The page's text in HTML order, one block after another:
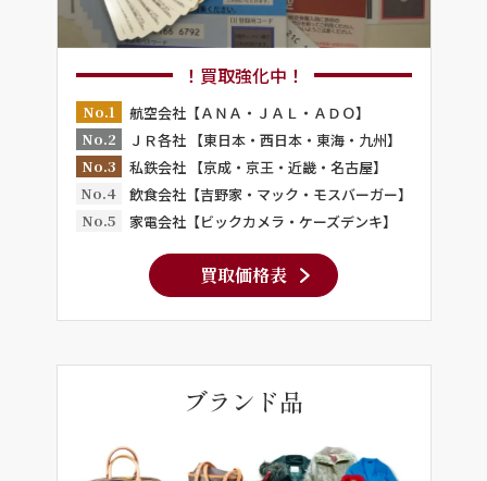
！買取強化中！
No.1
航空会社【ＡＮＡ・ＪＡＬ・ＡＤＯ】
No.2
ＪＲ各社 【東日本・西日本・東海・九州】
No.3
私鉄会社 【京成・京王・近畿・名古屋】
No.4
飲食会社【吉野家・マック・モスバーガー】
No.5
家電会社【ビックカメラ・ケーズデンキ】
買取価格表
ブランド品